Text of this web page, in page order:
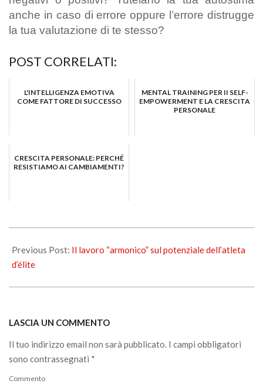
anche in caso di errore oppure l’errore distrugge
la tua valutazione di te stesso?
POST CORRELATI:
L'INTELLIGENZA EMOTIVA
COME FATTORE DI SUCCESSO
MENTAL TRAINING PER II SELF-
EMPOWERMENT E LA CRESCITA
PERSONALE
CRESCITA PERSONALE: PERCHÉ
RESISTIAMO AI CAMBIAMENTI?
05-
18
Previous Post: Il lavoro “armonico” sul potenziale dell’atleta
d’élite
LASCIA UN COMMENTO
Il tuo indirizzo email non sarà pubblicato. I campi obbligatori
sono contrassegnati *
Commento